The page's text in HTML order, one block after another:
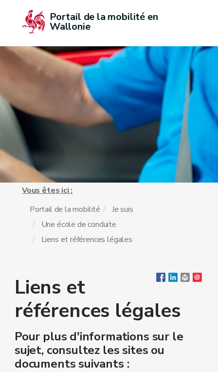
Portail de la mobilité en
Wallonie
Vous êtes ici :
Portail de la mobilité
Je suis
Une école de conduite
Liens et références légales
Liens et
références légales
Pour plus d'informations sur le
sujet, consultez les sites ou
documents suivants :